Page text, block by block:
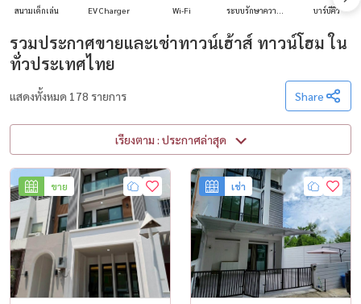
สนามเด็กเล่น EV Charger Wi-Fi ระบบรักษาความ
ปลอดภัย
บาร์บีคิว
รวมประกาศขายและเช่าทาวน์เฮ้าส์ ทาวน์โฮม ใน
ทั่วประเทศไทย
แสดงทั้งหมด 178 รายการ Share
เรียงตาม : ประกาศล่าสุด
ขาย เช่า